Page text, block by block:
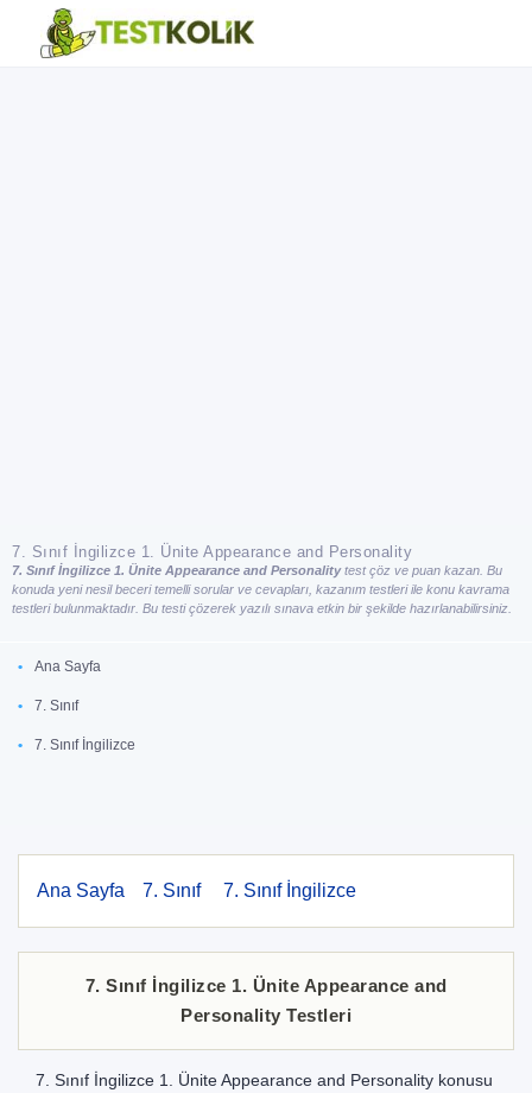
7. Sınıf İngilizce 1. Ünite Appearance and Personality
7. Sınıf İngilizce 1. Ünite Appearance and Personalitytest çöz ve puan kazan. Bu
konuda yeni nesil beceri temelli sorular ve cevapları, kazanım testleri ile konu kavrama
testleri bulunmaktadır. Bu testi çözerek yazılı sınava etkin bir şekilde hazırlanabilirsiniz.
Ana Sayfa
7. Sınıf
7. Sınıf İngilizce
Ana Sayfa 7. Sınıf 7. Sınıf İngilizce
7. Sınıf İngilizce 1. Ünite Appearance and
Personality Testleri
7. Sınıf İngilizce 1. Ünite Appearance and Personality konusu